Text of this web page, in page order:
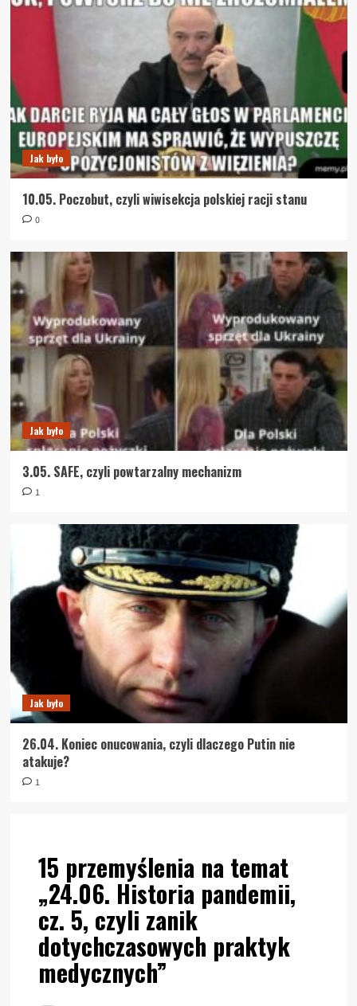
Jak było
10.05. Poczobut, czyli wiwisekcja polskiej racji stanu
0
Jak było
3.05. SAFE, czyli powtarzalny mechanizm
1
Jak było
26.04. Koniec onucowania, czyli dlaczego Putin nie
atakuje?
1
15 przemyślenia na temat
„24.06. Historia pandemii,
cz. 5, czyli zanik
dotychczasowych praktyk
medycznych”